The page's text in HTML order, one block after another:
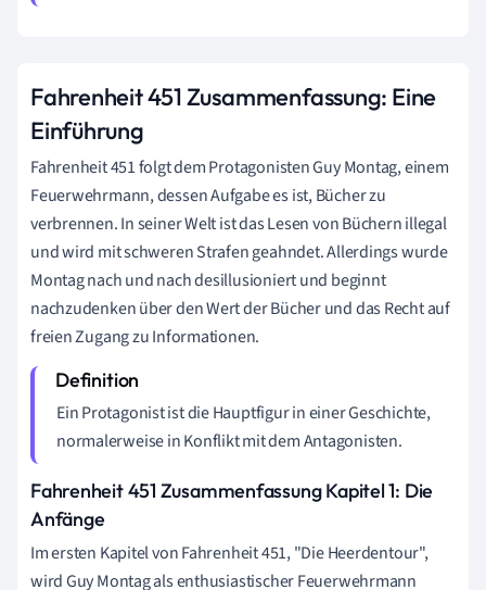
Fahrenheit 451 Zusammenfassung: Eine
Einführung
Fahrenheit 451 folgt dem Protagonisten Guy Montag, einem
Feuerwehrmann, dessen Aufgabe es ist, Bücher zu
verbrennen. In seiner Welt ist das Lesen von Büchern illegal
und wird mit schweren Strafen geahndet. Allerdings wurde
Montag nach und nach desillusioniert und beginnt
nachzudenken über den Wert der Bücher und das Recht auf
freien Zugang zu Informationen.
Ein Protagonist ist die Hauptfigur in einer Geschichte,
normalerweise in Konflikt mit dem Antagonisten.
Fahrenheit 451 Zusammenfassung Kapitel 1: Die
Anfänge
Im ersten Kapitel von Fahrenheit 451, "Die Heerdentour",
wird Guy Montag als enthusiastischer Feuerwehrmann